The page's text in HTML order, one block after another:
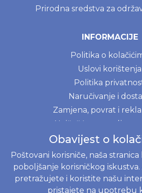
Prirodna sredstva za
INFORMACIJE
Politika o
Uslovi korištenja
Politika
Naručivanje i
Zamjena, povrat i
Najčešće postavljena
JOKO BABY B&H
Braće Begić 8, 71000 Sarajevo,
Web shop
Obavijest o
Poštovani korisniče, naša
poboljšanje korisničkog
pretražujete i koristite našu
pristajete na upotrebu